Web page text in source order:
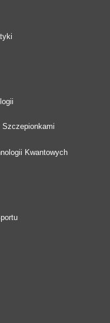
Szczepionkami
Kwantowych